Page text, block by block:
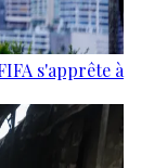
s'apprête à